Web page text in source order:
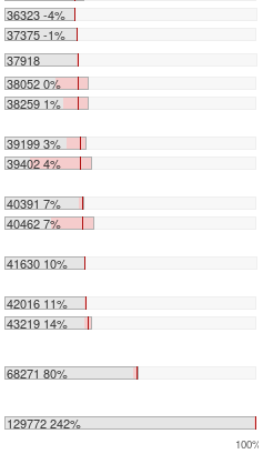
36323 -4%
37375 -1%
37918
38052 0%
38259 1%
39199 3%
39402 4%
40391 7%
40462 7%
41630 10%
42016 11%
43219 14%
68271 80%
129772 242%
100%